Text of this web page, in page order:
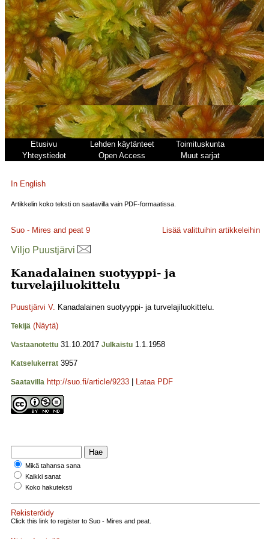
Etusivu Lehden käytänteet
Toimituskunta
Yhteystiedot
Open Access Muut sarjat
In English
Artikkelin koko teksti on saatavilla vain PDF-formaatissa.
Suo - Mires and peat 9 Lisää valittuihin artikkeleihin
Viljo Puustjärvi
Kanadalainen suotyyppi- ja
turvelajiluokittelu
Puustjärvi V. Kanadalainen suotyyppi- ja turvelajiluokittelu.
Tekijä (Näytä)
Vastaanotettu 31.10.2017 Julkaistu 1.1.1958
Katselukerrat 3957
Saatavilla http://suo.fi/article/9233 Lataa PDF
Mikä tahansa sana
Kaikki sanat
Koko hakuteksti
Rekisteröidy
Click this link to register to Suo - Mires and peat.